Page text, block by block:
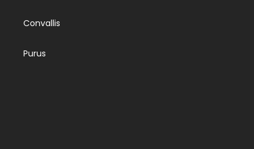
Convallis
Purus